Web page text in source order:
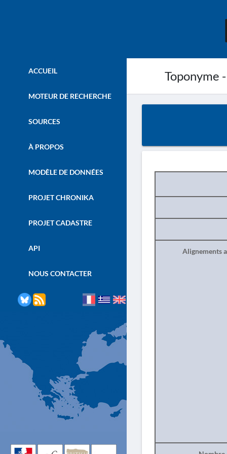
Toponyme
ACCUEIL
MOTEUR DE RECHERCHE
SOURCES
À PROPOS
MODÈLE DE DONNÉES
PROJET CHRONIKA
PROJET CADASTRE
API
NOUS CONTACTER
Alignements